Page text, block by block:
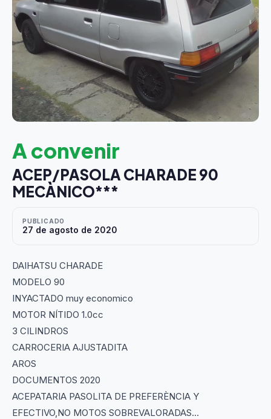
A convenir
ACEP/PASOLA CHARADE 90
MECÀNICO***
PUBLICADO
27 de agosto de 2020
DAIHATSU CHARADE
MODELO 90
INYACTADO muy economico
MOTOR NÍTIDO 1.0cc
3 CILINDROS
CARROCERIA AJUSTADITA
AROS
DOCUMENTOS 2020
ACEPATARIA PASOLITA DE PREFERÈNCIA Y
EFECTIVO,NO MOTOS SOBREVALORADAS...